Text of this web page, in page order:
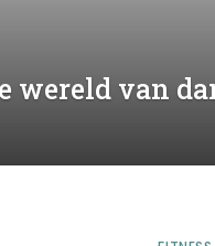
wereld van